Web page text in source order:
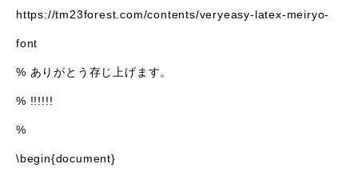
https://tm23forest.com/contents/veryeasy-latex-meiryo-
font
% ありがとう存じ上げます。
% !!!!!!
%
\begin{document}